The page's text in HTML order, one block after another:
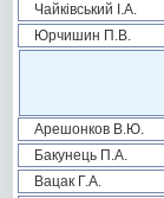
Чайківський І.А.
Юрчишин П.В.
Арешонков В.Ю.
Бакунець П.А.
Вацак Г.А.